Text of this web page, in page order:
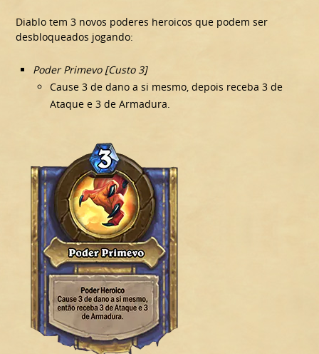
Diablo tem 3 novos poderes heroicos que podem ser
desbloqueados jogando:
Poder Primevo [Custo 3]
Cause 3 de dano a si mesmo, depois receba 3 de
Ataque e 3 de Armadura.